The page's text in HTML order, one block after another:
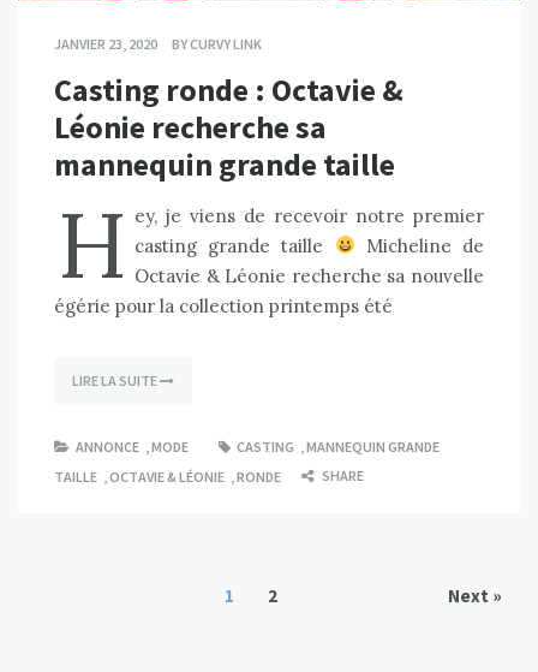
JANVIER 23, 2020 BYCURVY LINK
Casting ronde : Octavie &
Léonie recherche sa
mannequin grande taille
H ey, je viens de recevoir notre premier
casting grande taille
Micheline de
Octavie & Léonie recherche sa nouvelle
égérie pour la collection printemps été
LIRE LA SUITE
ANNONCE MODE CASTING
MANNEQUIN GRANDE
TAILLE
OCTAVIE & LÉONIE RONDE SHARE
1 2 Next »